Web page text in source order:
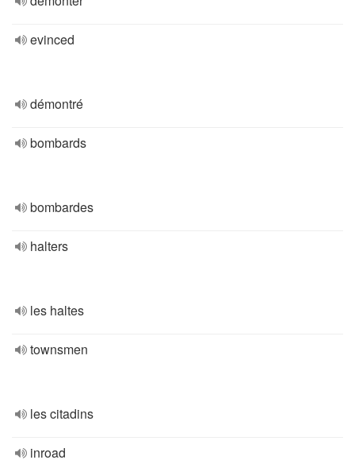
evinced
démontré
bombards
bombardes
halters
les haltes
townsmen
les citadins
inroad